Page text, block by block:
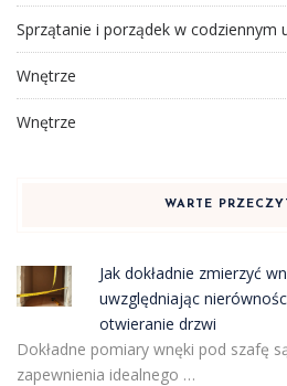
Sprzątanie i porządek w codziennym
Wnętrze
Wnętrze
WARTE
Jak dokładnie zmierzyć
uwzględniając
otwieranie drzwi
Dokładne pomiary wnęki pod szafę
zapewnienia idealnego …